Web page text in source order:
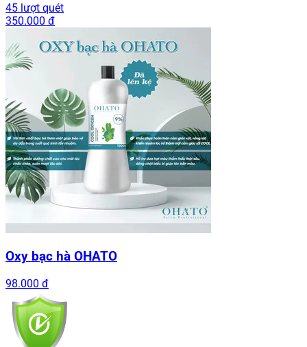
45 lượt quét
350.000 đ
Oxy bạc hà OHATO
98.000 đ